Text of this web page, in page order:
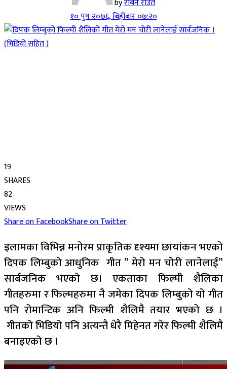
१० पुष २०७६, बिहीबार ०७:२०
19
SHARES
82
VIEWS
Share on FacebookShare on Twitter
इलामका विभिन्न मनोरम प्राकृतिक दृश्यमा छायांकन भएको
दिपक लिम्बुको आधुनिक गीत ” मेरो मन चोरी लानेलाई”
सार्बजनिक भएको छ। एकताका फिल्मी शैलिका
गीतहरुमा र फिल्महरुमा नै जमेका दिपक लिम्बुको यो गीत
पनि रोमान्टिक अनि फिल्मी शैलिमै तयार भएको छ ।
गीतको भिडियो पनि अत्यन्तै धेरै मिहेनत गरेर फिल्मी शैलिमै
बनाइएको छ ।